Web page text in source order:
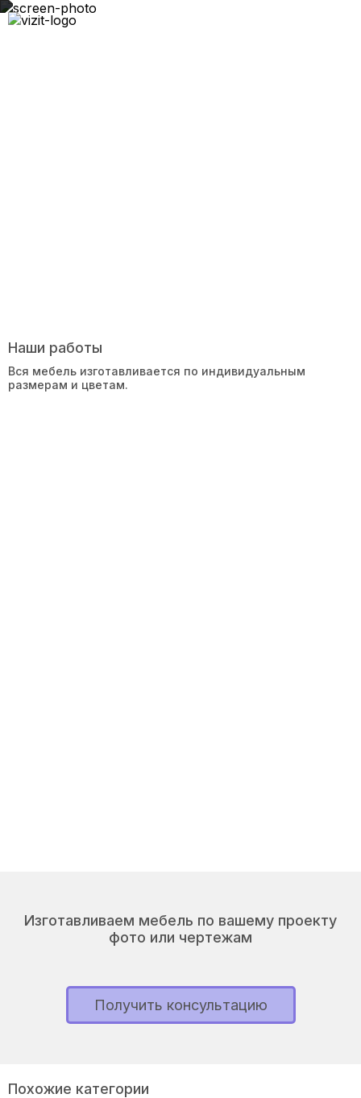
Наши работы
Вся мебель изготавливается по индивидуальным
размерам и цветам.
Изготавливаем мебель по вашему проекту
фото или чертежам
Получить консультацию
Похожие категории